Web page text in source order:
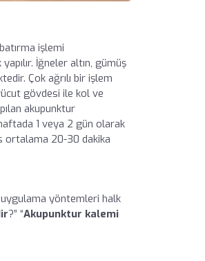
işlemi
İğneler altın, gümüş
Çok ağrılı bir işlem
gövdesi ile kol ve
akupunktur
1 veya 2 gün olarak
ortalama 20-30 dakika
uygulama yöntemleri halk
?” “Akupunktur kalemi